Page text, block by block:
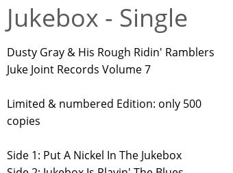
Jukebox - Single
Dusty Gray & His Rough Ridin' Ramblers
Juke Joint Records Volume 7
Limited & numbered Edition: only 500
copies
Side 1: Put A Nickel In The Jukebox